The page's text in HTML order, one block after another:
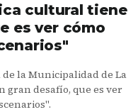
cultural tiene
es ver cómo
la Municipalidad de La
desafío, que es ver